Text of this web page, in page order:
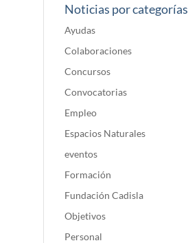
Noticias por categorías
Ayudas
Colaboraciones
Concursos
Convocatorias
Empleo
Espacios Naturales
eventos
Formación
Fundación Cadisla
Objetivos
Personal